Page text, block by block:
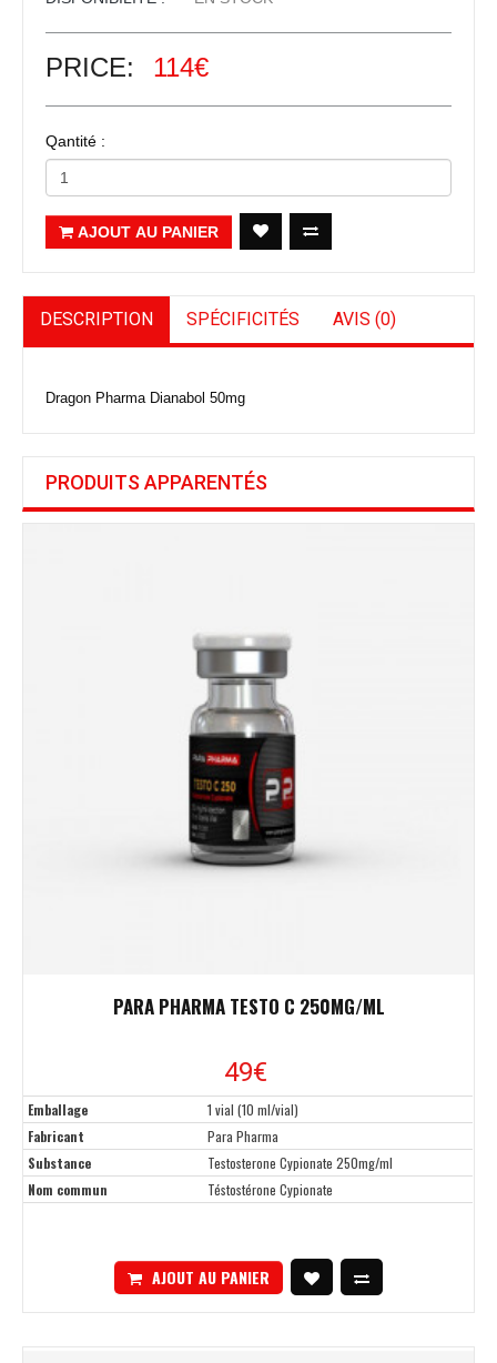
PRICE: 114€
Qantité :
AJOUT AU PANIER
DESCRIPTION SPÉCIFICITÉS AVIS (0)
Dragon Pharma Dianabol 50mg
PRODUITS APPARENTÉS
PARA PHARMA TESTO C 250MG/ML
49€
Emballage
1 vial (10 ml/vial)
Fabricant
Para Pharma
Substance
Testosterone Cypionate 250mg/ml
Nom commun
Téstostérone Cypionate
AJOUT AU PANIER